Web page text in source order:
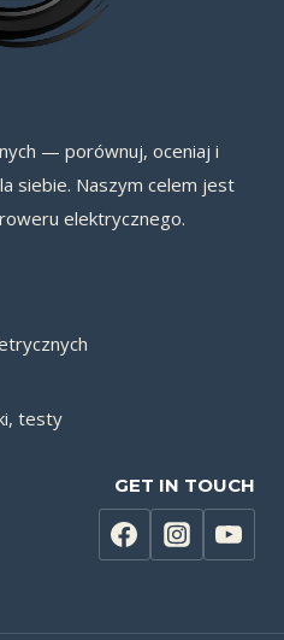
— porównuj, oceniaj i
siebie. Naszym celem jest
elektrycznego.
testy
GET IN TOUCH